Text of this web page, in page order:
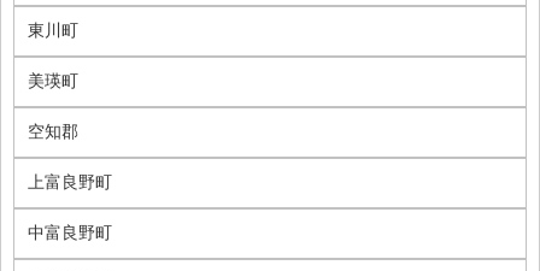
東川町
美瑛町
空知郡
上富良野町
中富良野町